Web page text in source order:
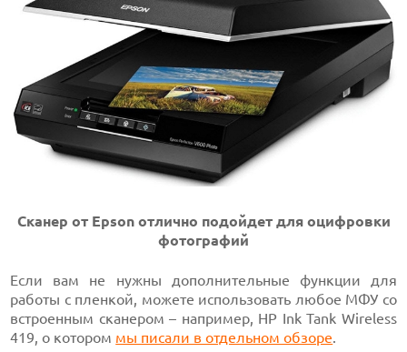
Сканер от Epson отлично подойдет для оцифровки
фотографий
Если вам не нужны дополнительные функции для
работы с пленкой, можете использовать любое МФУ со
встроенным сканером – например, HP Ink Tank Wireless
419, о котором мы писали в отдельном обзоре.